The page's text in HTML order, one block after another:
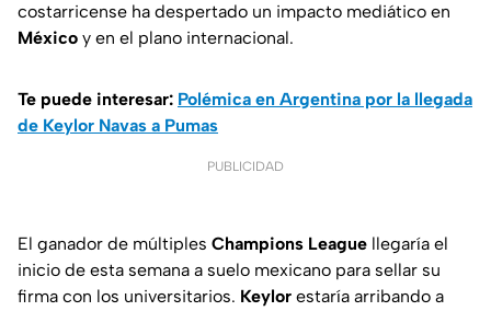
costarricense ha despertado un impacto mediático en
México y en el plano internacional.
Te puede interesar: Polémica en Argentina por la llegada
de Keylor Navas a Pumas
PUBLICIDAD
El ganador de múltiples Champions League llegaría el
inicio de esta semana a suelo mexicano para sellar su
firma con los universitarios. Keylor estaría arribando a